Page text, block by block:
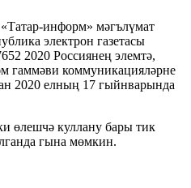
информ» мәгълүмат
электрон газетасы
2020 Россиянең элемтә,
гаммәви коммуникацияләрне
2020 елның 17 гыйнварында
өлешчә куллану бары тик
гына мөмкин.